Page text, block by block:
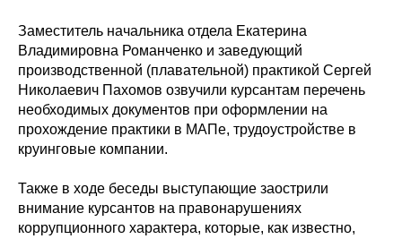
Заместитель начальника отдела Екатерина
Владимировна Романченко и заведующий
производственной (плавательной) практикой Сергей
Николаевич Пахомов озвучили курсантам перечень
необходимых документов при оформлении на
прохождение практики в МАПе, трудоустройстве в
круинговые компании.
Также в ходе беседы выступающие заострили
внимание курсантов на правонарушениях
коррупционного характера, которые, как известно,